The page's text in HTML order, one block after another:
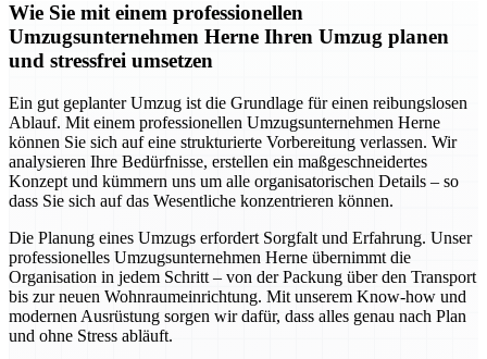
Wie Sie mit einem professionellen
Umzugsunternehmen Herne Ihren Umzug planen
und stressfrei umsetzen
Ein gut geplanter Umzug ist die Grundlage für einen reibungslosen
Ablauf. Mit einem professionellen Umzugsunternehmen Herne
können Sie sich auf eine strukturierte Vorbereitung verlassen. Wir
analysieren Ihre Bedürfnisse, erstellen ein maßgeschneidertes
Konzept und kümmern uns um alle organisatorischen Details – so
dass Sie sich auf das Wesentliche konzentrieren können.
Die Planung eines Umzugs erfordert Sorgfalt und Erfahrung. Unser
professionelles Umzugsunternehmen Herne übernimmt die
Organisation in jedem Schritt – von der Packung über den Transport
bis zur neuen Wohnraumeinrichtung. Mit unserem Know-how und
modernen Ausrüstung sorgen wir dafür, dass alles genau nach Plan
und ohne Stress abläuft.